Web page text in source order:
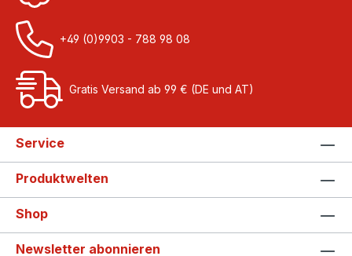
+49 (0)9903 - 788 98 08
Gratis Versand ab 99 € (DE und AT)
Service
Produktwelten
Shop
Newsletter abonnieren